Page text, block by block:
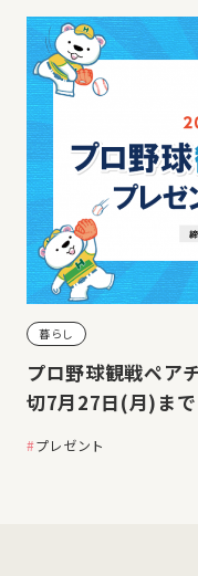
暮らし
プロ野球観戦ペ
切7月27日(月)まで
プレゼント